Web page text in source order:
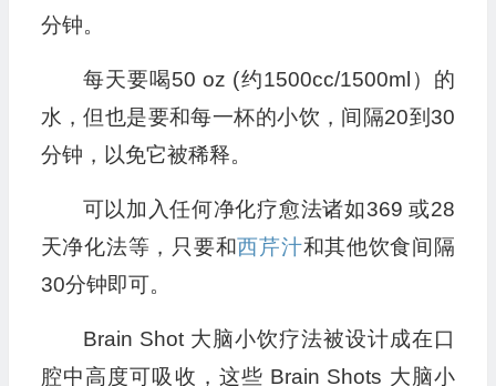
分钟。
每天要喝50 oz (约1500cc/1500ml）的
水，但也是要和每一杯的小饮，间隔20到30
分钟，以免它被稀释。
可以加入任何净化疗愈法诸如369 或28
天净化法等，只要和西芹汁和其他饮食间隔
30分钟即可。
Brain Shot 大脑小饮疗法被设计成在口
腔中高度可吸收，这些 Brain Shots 大脑小